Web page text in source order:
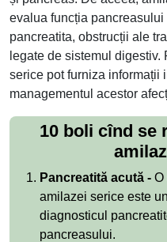
evalua funcția
pancreatita, obstrucții ale
legate de sistemul
serice pot furniza informații
managementul acestor
10 boli cînd se
Pancreatită acută - O
amilazei serice este
diagnosticul
pancreasului.